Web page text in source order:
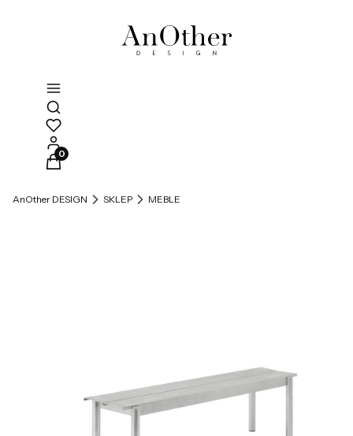
Otwórz wyszukiwarkę
Produkty w koszyku: 0. Zobacz szczegóły
AnOther DESIGN SKLEP MEBLE